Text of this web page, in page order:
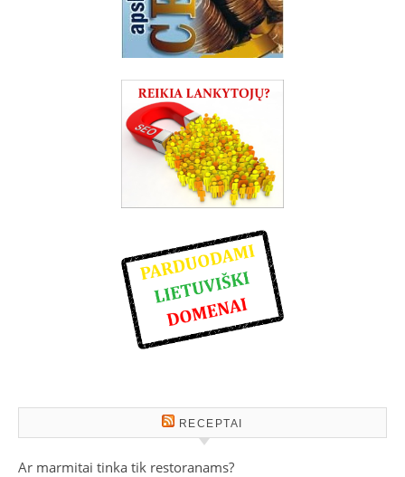
RECEPTAI
Ar marmitai tinka tik restoranams?